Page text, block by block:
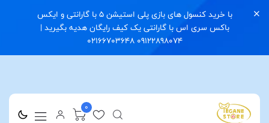
با خرید کنسول های بازی پلی استیشن 5 با گارانتی و ایکس
باکس سری اس با گارانتی یک کیف رایگان هدیه بگیرید |
09122898074 02166703648
0